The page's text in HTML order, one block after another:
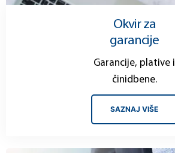
Okvir za
garancije
Garancije, plative i
činidbene.
SAZNAJ VIŠE